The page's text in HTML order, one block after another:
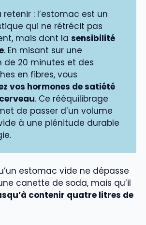
retenir : l’estomac est un
qui ne rétrécit pas
mais dont la sensibilité
. En misant sur une
20 minutes et des
en fibres, vous
vos hormones de satiété
. Ce rééquilibrage
de passer d’un volume
à une plénitude durable
estomac vide ne dépasse
canette de soda, mais qu’il
contenir quatre litres de